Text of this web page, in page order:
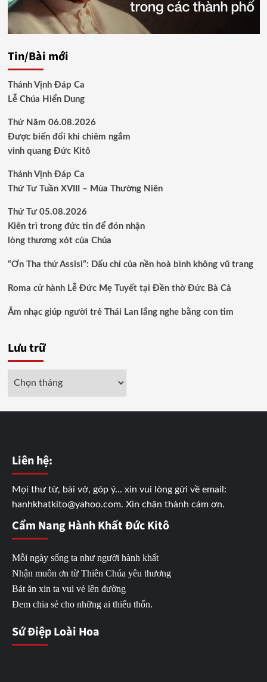
Tin/Bài mới
Thánh Vịnh Đáp Ca
Lễ Chúa Hiển Dung
Thứ Năm 06.08.2026
Được biến đổi khi chiêm ngắm
vinh quang Đức Kitô
Thánh Vịnh Đáp Ca
Thứ Tư Tuần XVIII – Mùa Thường Niên
Thứ Tư 05.08.2026
Kiên trì trong đức tin để đón nhận
lòng thương xót của Chúa
“Ơn Tha thứ Assisi”: Dấu chỉ của nền hoà bình không vũ trang
Roma cử hành Lễ Đức Mẹ Tuyết tại Đền thờ Đức Bà Cả
Âm nhạc giúp người trẻ Thái Lan lắng nghe bằng con tim
Lưu trữ
Liên hệ:
Mọi thư từ, bài vở, góp ý... xin vui lòng gửi về email:
hanhkhatkito@yahoo.com. Xin chân thành cám ơn.
Cẩm Nang Hành Khất Đức Kitô
Mỗi ngày sống ta như người hành khất
Nhận muôn ơn từ Thiên Chúa yêu thương
Bát ăn xin ta vui vẻ lên đường
Đem chia sẻ cho những ai thiếu thốn.
Sứ Điệp Loài Hoa